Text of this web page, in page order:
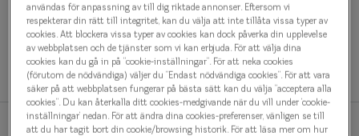
Timeless Classics
0IY2067 C02 Glasögonbåge
1 000 kr
Timeless Classics
0IY1118 C01 Glasögonbåge
1 000 kr
användas för anpassning av till dig riktade annonser. Eftersom vi
respekterar din rätt till integritet, kan du välja att inte tillåta vissa typer av
cookies. Att blockera vissa typer av cookies kan dock påverka din upplevelse
av webbplatsen och de tjänster som vi kan erbjuda. För att välja dina
cookies kan du gå in på ”cookie-inställningar”. För att neka cookies
(förutom de nödvändiga) väljer du ”Endast nödvändiga cookies”. För att vara
säker på att webbplatsen fungerar på bästa sätt kan du välja ”acceptera alla
cookies”. Du kan återkalla ditt cookies-medgivande när du vill under ’cookie-
inställningar’ nedan. För att ändra dina cookies-preferenser, vänligen se till
att du har tagit bort din cookie/browsing historik. För att läsa mer om hur